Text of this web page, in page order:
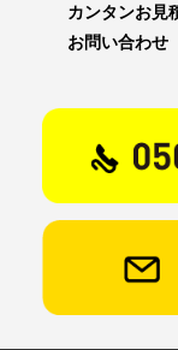
カンタンお見
お問い合わせ